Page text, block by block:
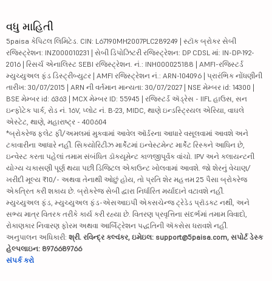
વધુ માહિતી
5paisa કેપિટલ લિમિટેડ. CIN: L67190MH2007PLC289249 | સ્ટૉક બ્રોકર સેબી
રજિસ્ટ્રેશન: INZ000010231 | સેબી ડિપોઝિટરી રજિસ્ટ્રેશન: DP CDSL માં: IN-DP-192-
2016 | રિસર્ચ એનાલિસ્ટ SEBI રજિસ્ટ્રેશન. નં.: INH000025188 | AMFI-રજિસ્ટર્ડ
મ્યુચ્યુઅલ ફંડ ડિસ્ટ્રીબ્યુટર | AMFI રજિસ્ટ્રેશન નં.: ARN-104096 | પ્રારંભિક નોંધણીની
તારીખ: 30/07/2015 | ARN ની વર્તમાન માન્યતા: 30/07/2027 | NSE મેમ્બર id: 14300 |
BSE મેમ્બર id: 6363 | MCX મેમ્બર ID: 55945 | રજિસ્ટર્ડ ઍડ્રેસ - IIFL હાઉસ, સન
ઇન્ફોટેક પાર્ક, રોડ નં. 16V, પ્લોટ નં. B-23, MIDC, થાણે ઇન્ડસ્ટ્રિયલ એરિયા, વાઘલે
એસ્ટેટ, થાણે, મહારાષ્ટ્ર - 400604
*બ્રોકરેજ ફ્લેટ ફી/અમલમાં મુકવામાં આવેલ ઑર્ડરના આધારે વસૂલવામાં આવશે અને
ટકાવારીના આધારે નહીં. સિક્યોરિટીઝ માર્કેટમાં ઇન્વેસ્ટમેન્ટ માર્કેટ રિસ્કને આધિન છે,
ઇન્વેસ્ટ કરતા પહેલાં તમામ સંબંધિત ડૉક્યૂમેન્ટ કાળજીપૂર્વક વાંચો. IPV અને ક્લાયન્ટની
યોગ્ય ચકાસણી પૂર્ણ થયા પછી ડિજિટલ એકાઉન્ટ ખોલવામાં આવશે. જો શેરનું વેચાણ/
ખરીદી મૂલ્ય ₹10/- અથવા તેનાથી ઓછું હોય, તો પ્રતિ શેર મહત્તમ 25 પૈસા બ્રોકરેજ
એકત્રિત કરી શકાય છે. બ્રોકરેજ સેબી દ્વારા નિર્ધારિત મર્યાદાને વટાવશે નહીં.
મ્યુચ્યુઅલ ફંડ, મ્યુચ્યુઅલ ફંડ-એસઆઇપી એક્સચેન્જ ટ્રેડેડ પ્રૉડક્ટ નથી, અને
સભ્ય માત્ર વિતરક તરીકે કાર્ય કરી રહ્યા છે. વિતરણ પ્રવૃત્તિના સંદર્ભમાં તમામ વિવાદો,
રોકાણકાર નિવારણ ફોરમ અથવા આર્બિટ્રેશન પદ્ધતિની ઍક્સેસ ધરાવશે નહીં.
અનુપાલન અધિકારી: શ્રી. રવિન્દ્ર કલ્વંકર, ઇમેઇલ: support@5paisa.com, સપોર્ટ ડેસ્ક
હેલ્પલાઇન: 8976689766
સંપર્ક કરો